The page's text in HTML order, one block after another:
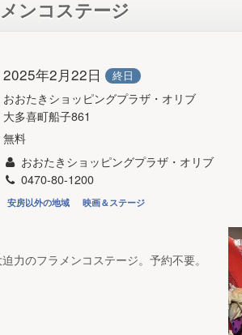
ンコステージ
2025年2月22日 終日
おおたきショッピングプラザ・オリブ
大多喜町船子861
無料
おおたきショッピングプラザ・オリブ
0470-80-1200
安房以外の地域 映画＆ステージ
力のフラメンコステージ。予約不要。